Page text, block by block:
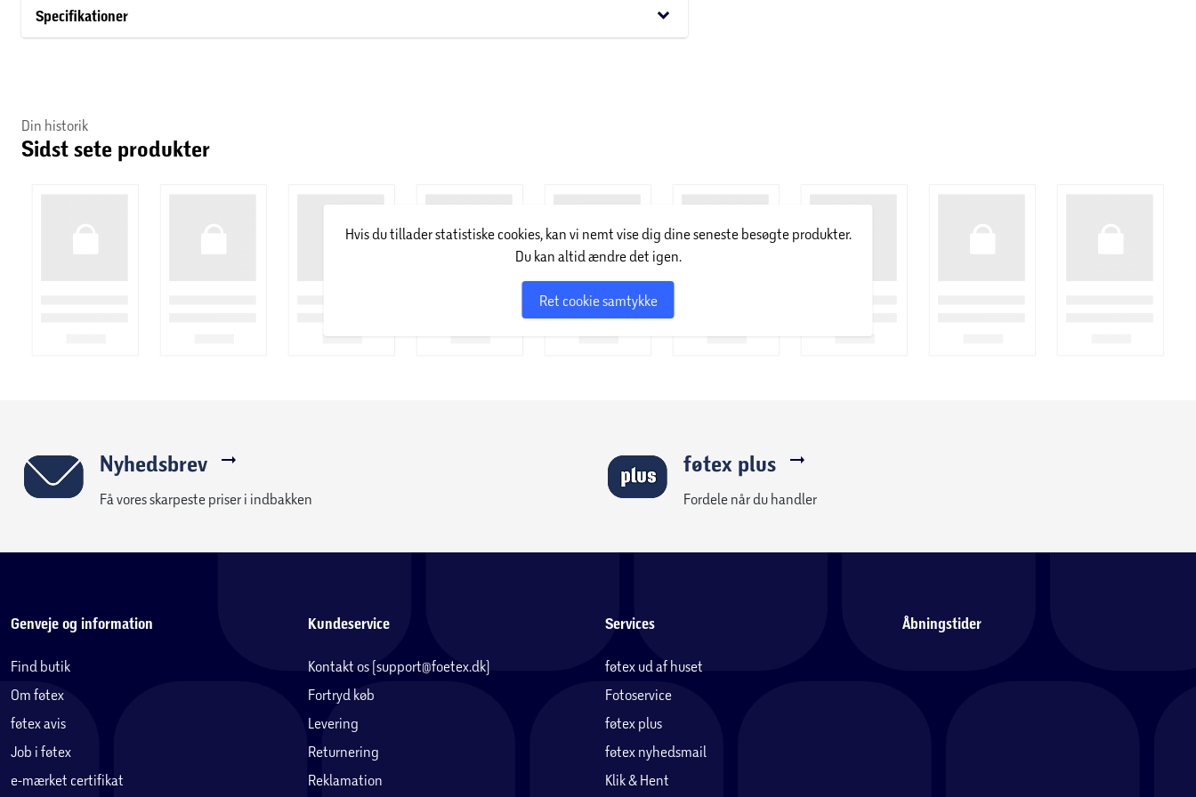
Specifikationer keyboard_arrow_down
Din historik
Sidst sete produkter
Hvis du tillader statistiske cookies, kan vi nemt vise dig dine seneste besøgte produkter.
Du kan altid ændre det igen.
Ret cookie samtykke
Nyhedsbrev
Få vores skarpeste priser i indbakken
føtex plus
Fordele når du handler
Genveje og information
Find butik
Om føtex
føtex avis
Job i føtex
e-mærket certifikat
Kundeservice
Kontakt os (support@foetex.dk)
Fortryd køb
Levering
Returnering
Reklamation
Services
føtex ud af huset
Fotoservice
føtex plus
føtex nyhedsmail
Klik & Hent
Åbningstider